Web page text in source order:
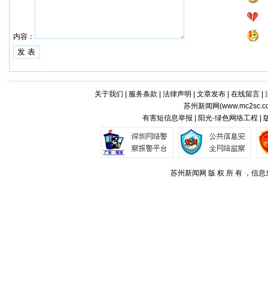
内容：
关于我们 服务条款 法律声明 文章发布| 在线留言|
苏州新闻网(
有害短信息举报 | 阳光·绿色网络工程 |
苏州新闻网 版 权 所 有 ，信